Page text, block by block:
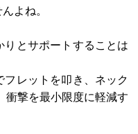
よね。
とサポートすることは
レットを叩き、ネック
衝撃を最小限度に軽減す